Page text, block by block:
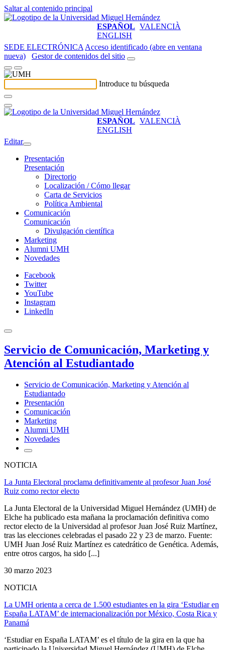
Saltar al contenido principal
ESPAÑOL VALENCIÀ
ENGLISH
SEDE ELECTRÓNICA Acceso identificado (abre en ventana
nueva)
Gestor de contenidos del sitio
Introduce tu búsqueda
ESPAÑOL VALENCIÀ
ENGLISH
Editar
Presentación
Presentación
Directorio
Localización / Cómo llegar
Carta de Servicios
Política Ambiental
Comunicación
Comunicación
Divulgación científica
Marketing
Alumni UMH
Novedades
Facebook
Twitter
YouTube
Instagram
LinkedIn
Servicio de Comunicación, Marketing y
Atención al Estudiantado
Servicio de Comunicación, Marketing y Atención al
Estudiantado
Presentación
Comunicación
Marketing
Alumni UMH
Novedades
NOTICIA
La Junta Electoral proclama definitivamente al profesor Juan José
Ruiz como rector electo
La Junta Electoral de la Universidad Miguel Hernández (UMH) de
Elche ha publicado esta mañana la proclamación definitiva como
rector electo de la Universidad al profesor Juan José Ruiz Martínez,
tras las elecciones celebradas el pasado 22 y 23 de marzo. Fuente:
UMH Juan José Ruiz Martínez es catedrático de Genética. Además,
entre otros cargos, ha sido [...]
30 marzo 2023
NOTICIA
La UMH orienta a cerca de 1.500 estudiantes en la gira ‘Estudiar en
España LATAM’ de internacionalización por México, Costa Rica y
Panamá
‘Estudiar en España LATAM’ es el título de la gira en la que ha